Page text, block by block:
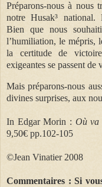
Préparons-nous à nous
notre Husak³ national.
Bien que nous
l’humiliation, le mépris,
la certitude de
exigeantes se passent de
Mais préparons-nous
divines surprises, aux
In Edgar Morin : Où va
9,50€ pp.102-105
©Jean Vinatier 2008
Commentaires : Si